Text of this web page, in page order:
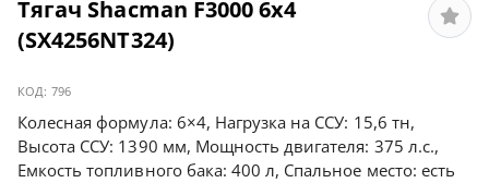
Тягач Shacman F3000 6х4
(SX4256NT324)
КОД: 796
Колесная формула: 6×4, Нагрузка на ССУ: 15,6 тн,
Высота ССУ: 1390 мм, Мощность двигателя: 375 л.с.,
Емкость топливного бака: 400 л, Спальное место: есть